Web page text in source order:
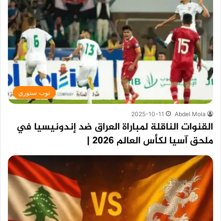
توب ستوري
Abdel Mola
2025-10-11
القنوات الناقلة لمباراة العراق ضد إندونيسيا في
ملحق آسيا لكأس العالم 2026 |